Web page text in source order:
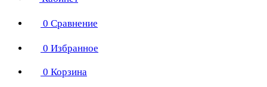
0 Сравнение
0 Избранное
0 Корзина